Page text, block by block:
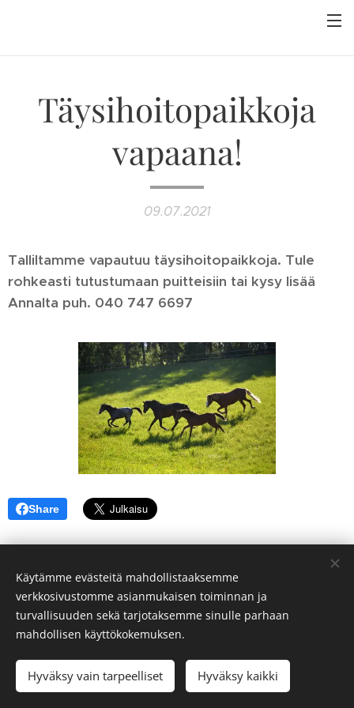
Täysihoitopaikkoja
vapaana!
09.07.2021
Talliltamme vapautuu täysihoitopaikkoja. Tule
rohkeasti tutustumaan puitteisiin tai kysy lisää
Annalta puh. 040 747 6697
Share
© 2026Ratsureipas Oy.Kaikki oikeudet pidätetään.
LuotuWebnodella Evästeet
Käytämme evästeitä mahdollistaaksemme
verkkosivustomme asianmukaisen toiminnan ja
turvallisuuden sekä tarjotaksemme sinulle parhaan
mahdollisen käyttökokemuksen.
Hyväksy vain tarpeelliset Hyväksy kaikki